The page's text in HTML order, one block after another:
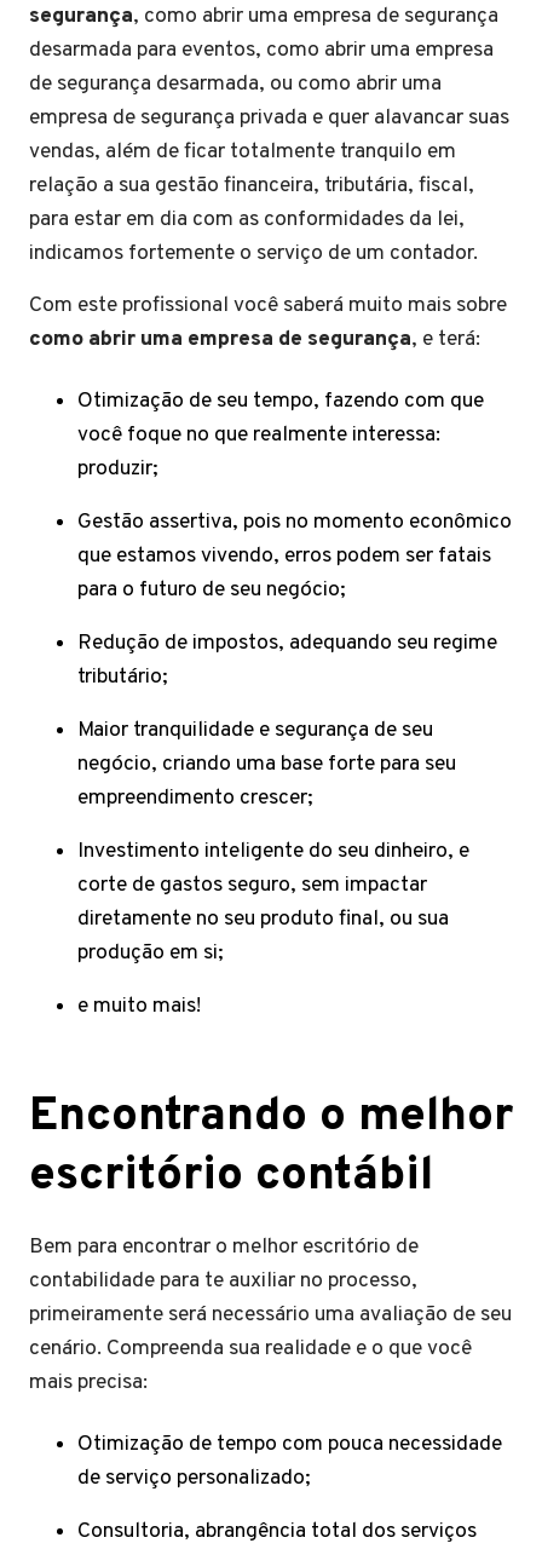
segurança, como abrir uma empresa de segurança
desarmada para eventos, como abrir uma empresa
de segurança desarmada, ou como abrir uma
empresa de segurança privada e quer alavancar suas
vendas, além de ficar totalmente tranquilo em
relação a sua gestão financeira, tributária, fiscal,
para estar em dia com as conformidades da lei,
indicamos fortemente o serviço de um contador.
Com este profissional você saberá muito mais sobre
como abrir uma empresa de segurança, e terá:
Otimização de seu tempo, fazendo com que
você foque no que realmente interessa:
produzir;
Gestão assertiva, pois no momento econômico
que estamos vivendo, erros podem ser fatais
para o futuro de seu negócio;
Redução de impostos, adequando seu regime
tributário;
Maior tranquilidade e segurança de seu
negócio, criando uma base forte para seu
empreendimento crescer;
Investimento inteligente do seu dinheiro, e
corte de gastos seguro, sem impactar
diretamente no seu produto final, ou sua
produção em si;
e muito mais!
Encontrando o melhor
escritório contábil
Bem para encontrar o melhor escritório de
contabilidade para te auxiliar no processo,
primeiramente será necessário uma avaliação de seu
cenário. Compreenda sua realidade e o que você
mais precisa:
Otimização de tempo com pouca necessidade
de serviço personalizado;
Consultoria, abrangência total dos serviços